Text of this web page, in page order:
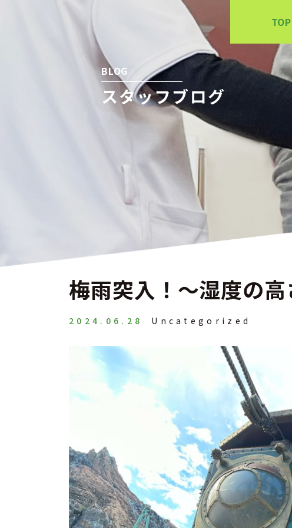
TOP
BLOG
スタッフブログ
梅雨突入！～湿度の
2024.06.28 Uncategorized